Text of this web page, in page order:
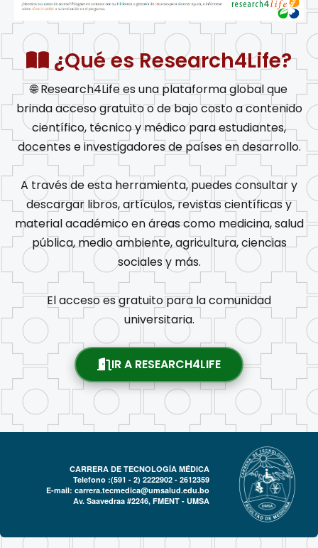
¿Qué es Research4Life?
🌐 Research4Life es una plataforma global que
brinda acceso gratuito o de bajo costo a contenido
científico, técnico y médico para estudiantes,
docentes e investigadores de países en desarrollo.
A través de esta herramienta, puedes consultar y
descargar libros, artículos, revistas científicas y
material académico en áreas como medicina, salud
pública, medio ambiente, agricultura, ciencias
sociales y más.
El acceso es gratuito para la comunidad
universitaria.
IR A RESEARCH4LIFE
CARRERA DE TECNOLOGÍA MÉDICA
Telefono :(591 - 2) 2222902 - 2612359
E-mail: carrera.tecmedica@umsalud.edu.bo
Av. Saavedraa #2246, FMENT - UMSA